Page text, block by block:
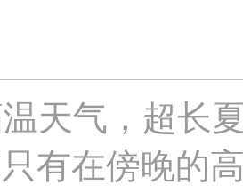
天气，超长
有在傍晚的